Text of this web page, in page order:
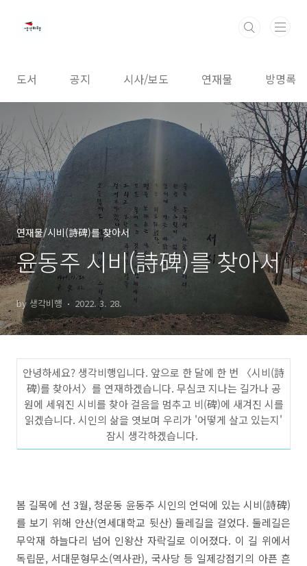
도서 공지 시사/보도 연재물 방명록
연재물/시비(詩碑)를 찾아서
윤동주 시비(詩碑)를 찾아서
by 생각비행 2022. 3. 28.
안녕하세요? 생각비행입니다. 앞으로 한 달에 한 번 〈시비(詩
碑)를 찾아서〉를 연재하겠습니다. 무심코 지나는 길가나 공
원에 세워진 시비를 찾아 걸음을 멈추고 비(碑)에 새겨진 시를
읽겠습니다. 시인의 삶을 엿보며 우리가 '어떻게 살고 있는지'
잠시 생각하겠습니다.
봄 길목에 선 3월, 청운동 윤동주 시인의 언덕에 있는 시비(詩碑)
를 보기 위해 안산(연세대학교 뒷산) 둘레길을 걸었다.둘레길은
무악재 하늘다리 넘어 인왕산 자락길로 이어졌다. 이 길 위에서
독립문,서대문형무소(역사관), 국사당 등 일제강점기의 아픈 흔